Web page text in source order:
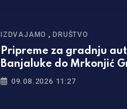
IZDVAJAMO ,DRUŠTVO
Pripreme za gradnju
Banjaluke do Mrkonjić
završnoj fazi
09.08.2026 11:27